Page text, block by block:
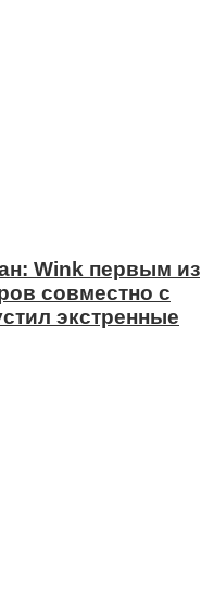
Wink первым из
совместно с
экстренные